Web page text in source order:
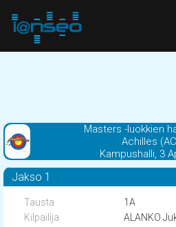
Masters -luokkien
Achilles
Kampushalli, 3
Jakso 1
1A
ALANKO